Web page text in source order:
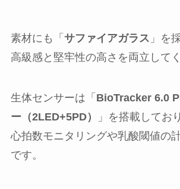
素材にも「 サファイアガラス 」を
高級感と堅牢性の高さを両立してく
生体センサーは「 BioTracker 6.0
ー（2LED+5PD）
」を搭載してお
心拍数モニタリングや乳酸閾値の
です。